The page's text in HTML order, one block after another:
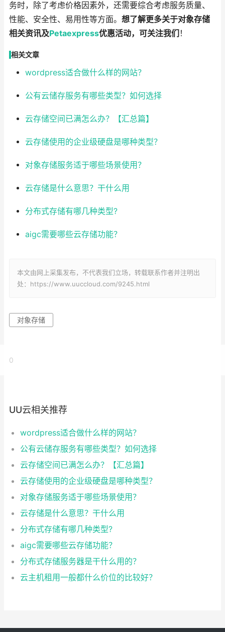
务时，除了考虑价格因素外，还需要综合考虑服务质量、
性能、安全性、易用性等方面。 想了解更多关于对象存储
相关资讯及Petaexpress优惠活动，可关注我们 ！
相关文章
wordpress适合做什么样的网站？
公有云储存服务有哪些类型？如何选择
云存储空间已满怎么办？【汇总篇】
云存储使用的企业级硬盘是哪种类型？
对象存储服务适于哪些场景使用？
云存储是什么意思？干什么用
分布式存储有哪几种类型?
aigc需要哪些云存储功能？
本文由网上采集发布，不代表我们立场，转载联系作者并注明出
处：https://www.uuccloud.com/9245.html
对象存储
0
UU云相关推荐
wordpress适合做什么样的网站？
公有云储存服务有哪些类型？如何选择
云存储空间已满怎么办？【汇总篇】
云存储使用的企业级硬盘是哪种类型？
对象存储服务适于哪些场景使用？
云存储是什么意思？干什么用
分布式存储有哪几种类型?
aigc需要哪些云存储功能？
分布式存储服务器是干什么用的？
云主机租用一般都什么价位的比较好？